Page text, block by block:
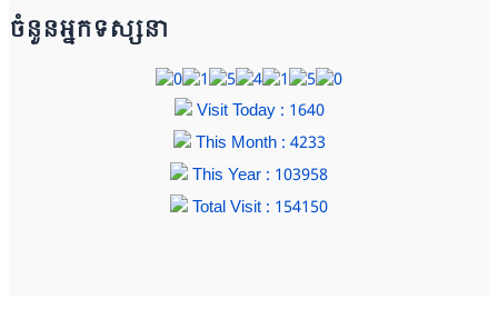
ចំនួនអ្នកទស្សនា
Visit Today : 1640
This Month : 4233
This Year : 103958
Total Visit : 154150